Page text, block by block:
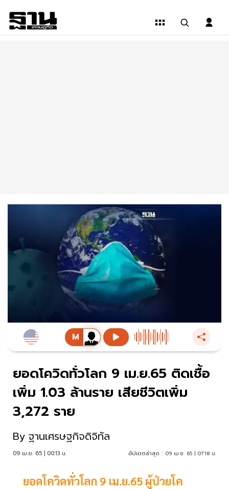
ยอดโควิดทั่วโลก 9 เม.ย.65 ติดเชื้อ
เพิ่ม 1.03 ล้านราย เสียชีวิตเพิ่ม
3,272 ราย
By ฐานเศรษฐกิจดิจิทัล
09 เม.ย. 65 | 00:13 น. อัปเดตล่าสุด : 09 เม.ย. 65 | 07:18 น.
ยอดโควิดทั่วโลก 9 เม.ย.65 ผู้ป่วยโค